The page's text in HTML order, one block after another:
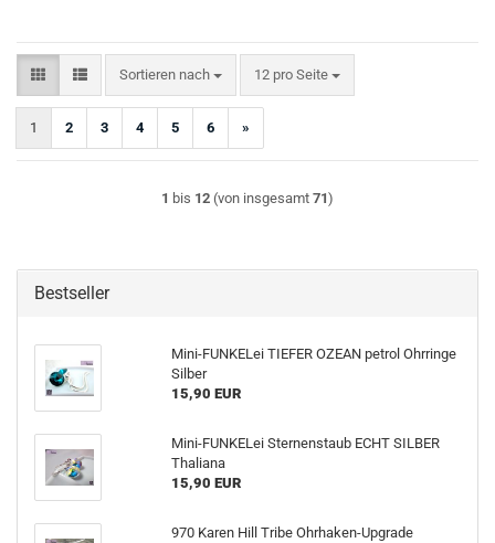
Sortieren nach
Sortieren nach 12 pro Seite
pro Seite
1 2 3 4 5 6 »
1 bis 12 (von insgesamt 71)
Bestseller
Mini-FUNKELei TIEFER OZEAN petrol Ohrringe
Silber
15,90 EUR
Mini-FUNKELei Sternenstaub ECHT SILBER
Thaliana
15,90 EUR
970 Karen Hill Tribe Ohrhaken-Upgrade